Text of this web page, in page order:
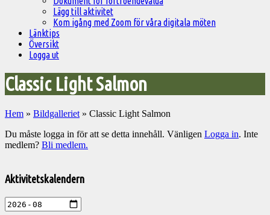
Lägg till aktivitet
Kom igång med Zoom för våra digitala möten
Länktips
Översikt
Logga ut
Classic Light Salmon
Hem » Bildgalleriet » Classic Light Salmon
Du måste logga in för att se detta innehåll. Vänligen Logga in. Inte
medlem? Bli medlem.
till
aktiviteter
Aktivitetskalendern